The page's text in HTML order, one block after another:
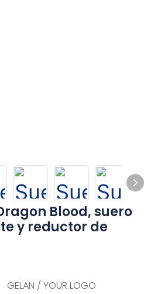
Blood, suero
y reductor de
GELAN / YOUR LOGO